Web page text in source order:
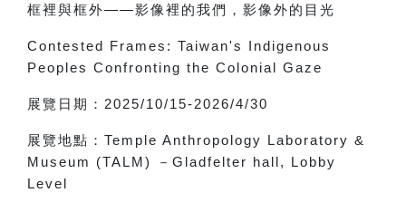
框裡與框外——影像裡的我們，影像外的目光
Contested Frames: Taiwan's Indigenous
Peoples Confronting the Colonial Gaze
展覽日期： 2025/10/15-2026/4/30
展覽地點： Temple Anthropology Laboratory &
Museum (TALM)
－ Gladfelter hall, Lobby
Level